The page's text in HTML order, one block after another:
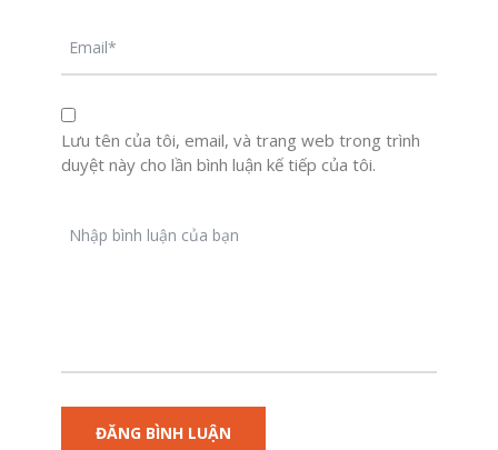
Lưu tên của tôi, email, và trang web trong trình
duyệt này cho lần bình luận kế tiếp của tôi.